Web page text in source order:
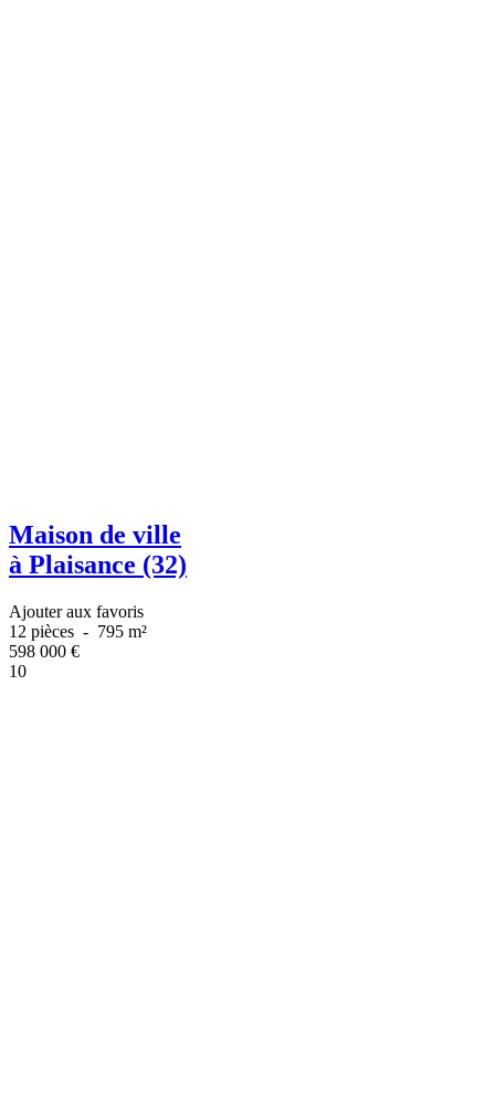
Maison de ville
à Plaisance (32)
Ajouter aux favoris
12 pièces - 795 m²
598 000 €
10